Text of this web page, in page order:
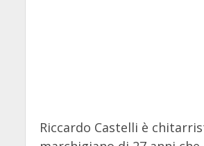
Riccardo Castelli è